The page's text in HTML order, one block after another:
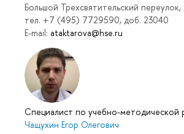
Большой Трехсвятительский переулок,
тел. +7 (495) 7729590, доб. 23040
E-mail: ataktarova@hse.ru
Специалист по учебно-методической
Чащухин Егор Олегович